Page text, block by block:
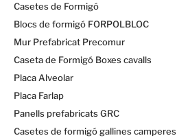
Casetes de Formigó
Blocs de formigó FORPOLBLOC
Mur Prefabricat Precomur
Caseta de Formigó Boxes cavalls
Placa Alveolar
Placa Farlap
Panells prefabricats GRC
Casetes de formigó gallines camperes